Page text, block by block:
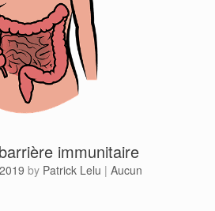
immunitaire
by Patrick Lelu | Aucun